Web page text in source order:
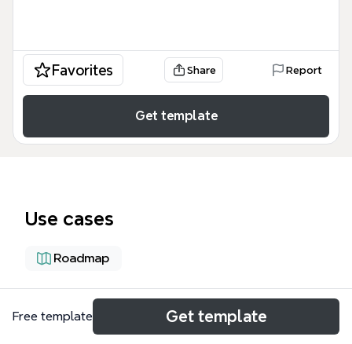
Favorites Share Report
Get template
Use cases
Roadmap
About
Free template Get template